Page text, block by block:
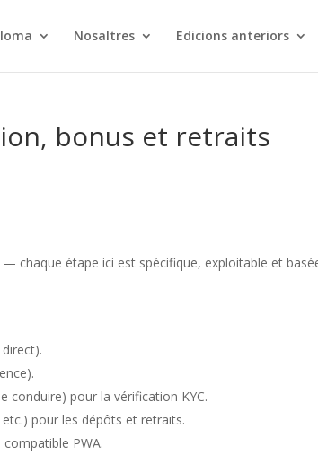
Nosaltres Edicions anteriors
bonus et retraits
— chaque étape ici est spécifique, exploitable et
conduire) pour la vérification KYC.
pour les dépôts et retraits.
PWA.